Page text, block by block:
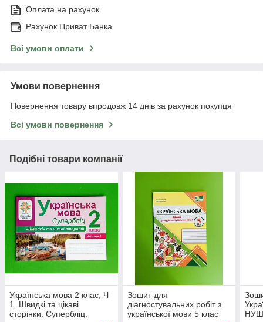
Оплата на рахунок
Рахунок Приват Банка
Всі умови оплати
Умови повернення
Повернення товару впродовж 14 днів за рахунок покупця
Всі умови повернення
Подібні товари компанії
Українська мова 2 клас, Ч
1. Швидкі та цікаві
сторінки. Супербліц.
Зошит для
діагностувальних робіт з
української мови 5 клас